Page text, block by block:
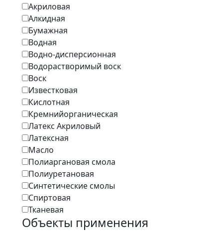
Акриловая
Алкидная
Бумажная
Водная
Водно-дисперсионная
Водорастворимый воск
Воск
Известковая
Кислотная
Кремнийорганическая
Латекс Акриловый
Латексная
Масло
Полиаргановая смола
Полиуретановая
Синтетические смолы
Спиртовая
Тканевая
Объекты применения